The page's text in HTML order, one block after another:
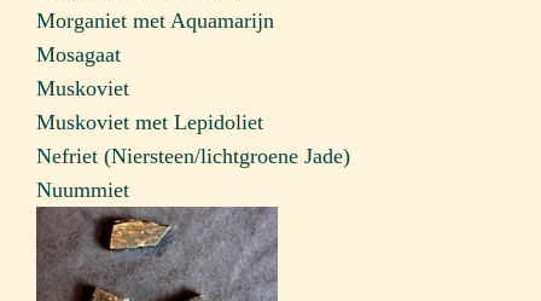
Morganiet met Aquamarijn
Mosagaat
Muskoviet
Muskoviet met Lepidoliet
Nefriet (Niersteen/lichtgroene Jade)
Nuummiet